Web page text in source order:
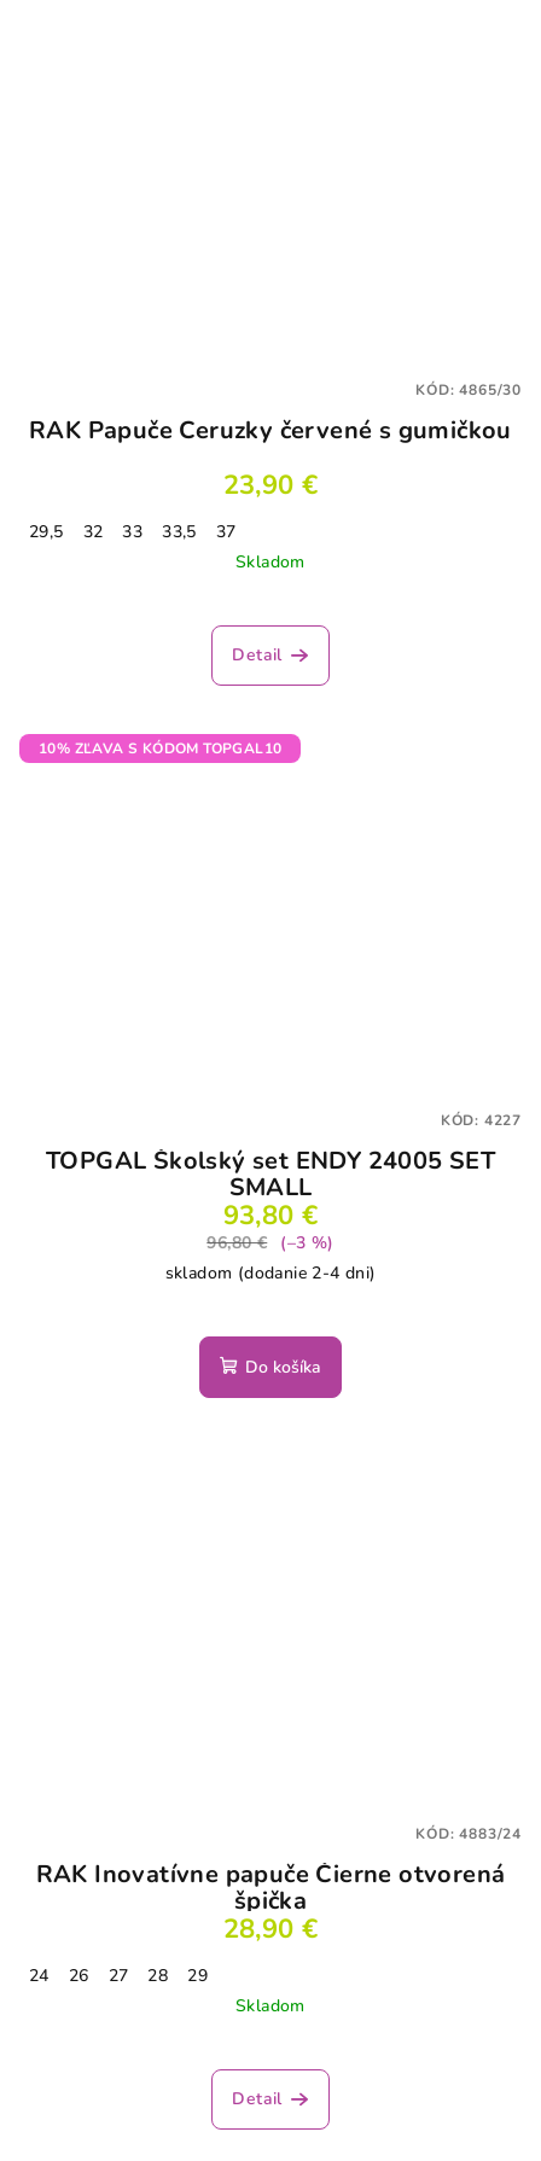
RAK Papuče Ceruzky červené s gumičkou
23,90 €
29,5 32 33 33,5
37
Skladom
Detail
KÓD:4865/30
10% ZĽAVA S KÓDOM TOPGAL10
TOPGAL Školský set ENDY 24005 SET
SMALL
93,80 €
96,80 €
(–3 %)
skladom (dodanie 2-4 dni)
Do košíka
KÓD: 4227
RAK Inovatívne papuče Čierne otvorená
špička
28,90 €
24 26 27 28
29
Skladom
Detail
KÓD:4883/24